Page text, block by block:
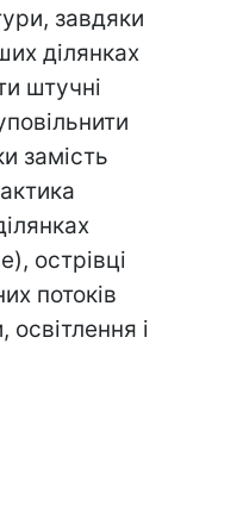
завдяки
ділянках
штучні
замість
острівці
потоків
і